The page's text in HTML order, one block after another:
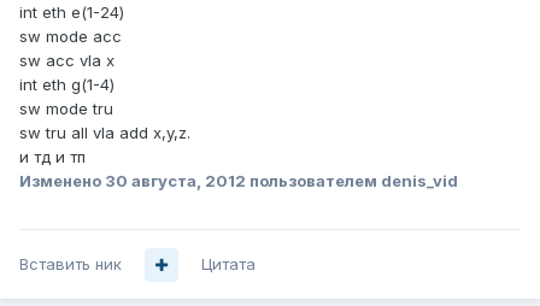
int eth e(1-24)
sw mode acc
sw acc vla x
int eth g(1-4)
sw mode tru
sw tru all vla add x,y,z.
и тд и тп
Изменено 30 августа, 2012 пользователем denis_vid
Вставить ник Цитата